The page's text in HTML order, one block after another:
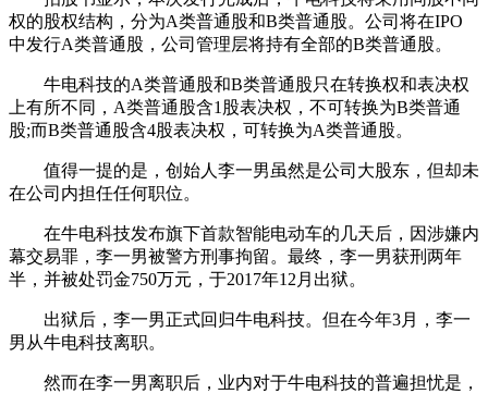
权的股权结构，分为A类普通股和B类普通股。公司将在IPO
中发行A类普通股，公司管理层将持有全部的B类普通股。
牛电科技的A类普通股和B类普通股只在转换权和表决权
上有所不同，A类普通股含1股表决权，不可转换为B类普通
股;而B类普通股含4股表决权，可转换为A类普通股。
值得一提的是，创始人李一男虽然是公司大股东，但却未
在公司内担任任何职位。
在牛电科技发布旗下首款智能电动车的几天后，因涉嫌内
幕交易罪，李一男被警方刑事拘留。最终，李一男获刑两年
半，并被处罚金750万元，于2017年12月出狱。
出狱后，李一男正式回归牛电科技。但在今年3月，李一
男从牛电科技离职。
然而在李一男离职后，业内对于牛电科技的普遍担忧是，